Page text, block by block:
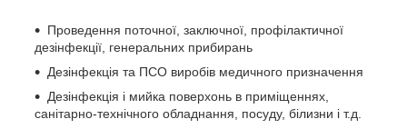
Проведення поточної, заключної, профілактичної
дезінфекції, генеральних прибирань
Дезінфекція та ПСО виробів медичного призначення
Дезінфекція і мийка поверхонь в приміщеннях,
санітарно-технічного обладнання, посуду, білизни і т.д.